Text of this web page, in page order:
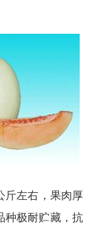
斤左右，果肉厚
种极耐贮藏，抗